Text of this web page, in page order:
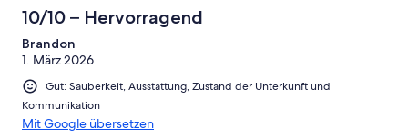
10/10 – Hervorragend
Brandon
1. März 2026
Gut: Sauberkeit, Ausstattung, Zustand der Unterkunft und
Kommunikation
Mit Google übersetzen